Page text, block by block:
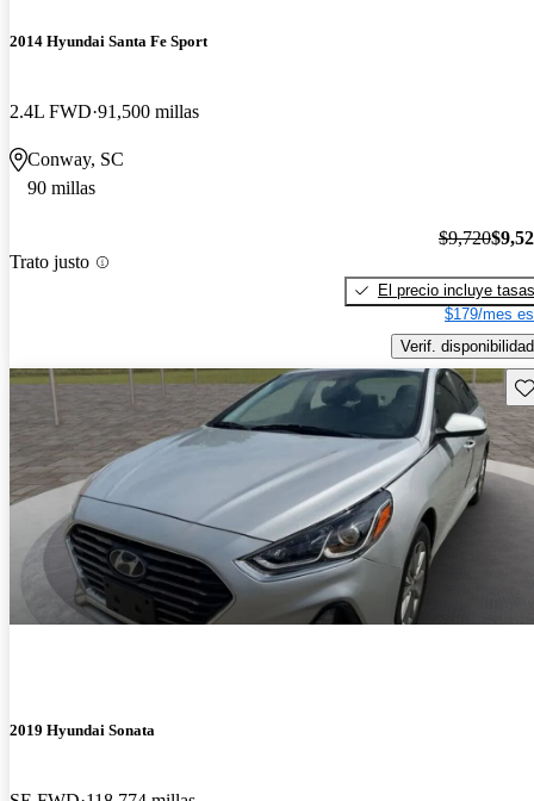
2014 Hyundai Santa Fe Sport
2.4L FWD 91,500 millas
Conway, SC
90 millas
Trato justo
$9,720
El precio incluye tasas
$179/mes
Verif. disponibilidad
2019 Hyundai Sonata